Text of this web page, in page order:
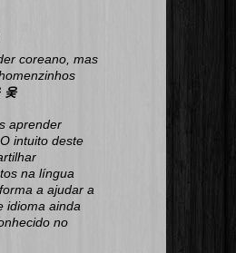
coreano, mas
웆
aprender
intuito deste
na língua
a ajudar a
idioma ainda
no